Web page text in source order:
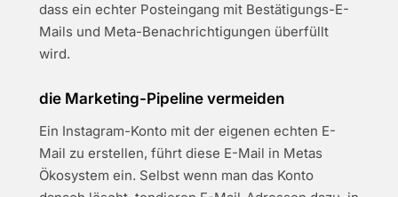
dass ein echter Posteingang mit Bestätigungs-E-
Mails und Meta-Benachrichtigungen überfüllt
wird.
die Marketing-Pipeline vermeiden
Ein Instagram-Konto mit der eigenen echten E-
Mail zu erstellen, führt diese E-Mail in Metas
Ökosystem ein. Selbst wenn man das Konto